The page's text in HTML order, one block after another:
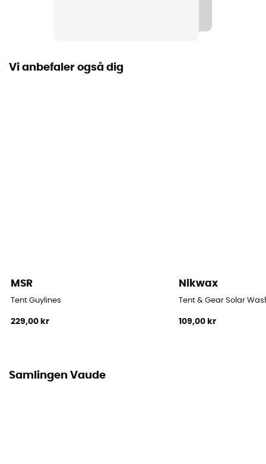
Antal dele
Dobbelt
Dugens vandtæthed (mm)
100% Polyester; 75 D Polyurethane coated
Vi anbefaler også dig
MSR
Tent Guylines
229,00 kr
Nikwax
Tent & Gear Solar
109,00 kr
Samlingen Vaude